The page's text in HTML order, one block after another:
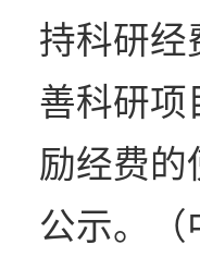
持科研经
善科研项
励经费的
公示。（